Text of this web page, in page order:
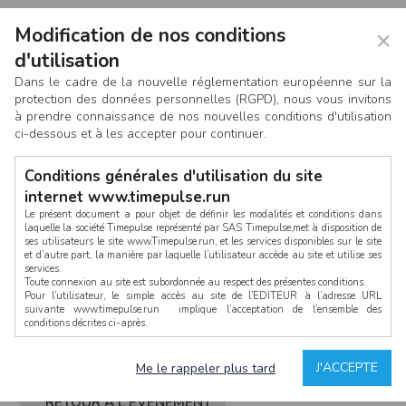
CONNEXION
RETOUR À L'ÉVÈNEMENT
×
Modification de nos conditions
d'utilisation
Dans le cadre de la nouvelle réglementation européenne sur la
protection des données personnelles (RGPD), nous vous invitons
à prendre connaissance de nos nouvelles conditions d'utilisation
ci-dessous et à les accepter pour continuer.
Conditions générales d'utilisation du site
internet www.timepulse.run
Le présent document a pour objet de définir les modalités et conditions dans
laquelle la société Timepulse représenté par SAS Timepulse,met à disposition de
ses utilisateurs le site www.Timepulse.run, et les services disponibles sur le site
et d’autre part, la manière par laquelle l’utilisateur accède au site et utilise ses
services.
Toute connexion au site est subordonnée au respect des présentes conditions.
Pour l’utilisateur, le simple accès au site de l’EDITEUR à l’adresse URL
suivante www.timepulse.run implique l’acceptation de l’ensemble des
conditions décrites ci-après.
La structure générale du site www.timepulse.run, par quelque procédé que ce
soit, sans l'autorisation préalable et par écrit de Fourcherot Mickael et/ou de ses
J'ACCEPTE
Me le rappeler plus tard